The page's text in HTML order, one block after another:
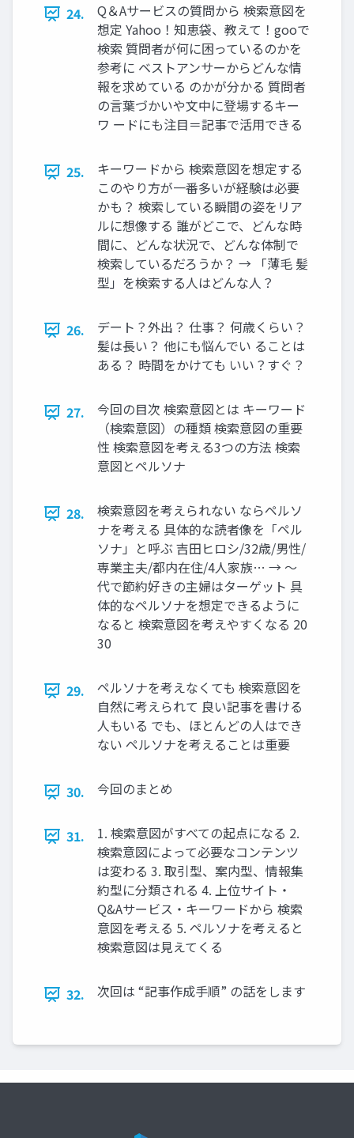
24.
Q＆Aサービスの質問から 検索意図を
想定 Yahoo！知恵袋、教えて！gooで
検索 質問者が何に困っているのかを
参考に ベストアンサーからどんな情
報を求めている のかが分かる 質問者
の言葉づかいや文中に登場するキー
ワ ードにも注目＝記事で活用できる
25.
キーワードから 検索意図を想定する
このやり方が一番多いが経験は必要
かも？ 検索している瞬間の姿をリア
ルに想像する 誰がどこで、どんな時
間に、どんな状況で、どんな体制で
検索しているだろうか？ → 「薄毛 髪
型」を検索する人はどんな人？
26.
デート？外出？ 仕事？ 何歳くらい？
髪は長い？ 他にも悩んでい ることは
ある？ 時間をかけても いい？すぐ？
27.
今回の目次 検索意図とは キーワード
（検索意図）の種類 検索意図の重要
性 検索意図を考える3つの方法 検索
意図とペルソナ
28.
検索意図を考えられない ならペルソ
ナを考える 具体的な読者像を「ペル
ソナ」と呼ぶ 吉田ヒロシ/32歳/男性/
専業主夫/都内在住/4人家族… → ～
代で節約好きの主婦はターゲット 具
体的なペルソナを想定できるように
なると 検索意図を考えやすくなる 20
30
29.
ペルソナを考えなくても 検索意図を
自然に考えられて 良い記事を書ける
人もいる でも、ほとんどの人はでき
ない ペルソナを考えることは重要
30. 今回のまとめ
31.
1. 検索意図がすべての起点になる 2.
検索意図によって必要なコンテンツ
は変わる 3. 取引型、案内型、情報集
約型に分類される 4. 上位サイト・
Q&Aサービス・キーワードから 検索
意図を考える 5. ペルソナを考えると
検索意図は見えてくる
32. 次回は “記事作成手順” の話をします